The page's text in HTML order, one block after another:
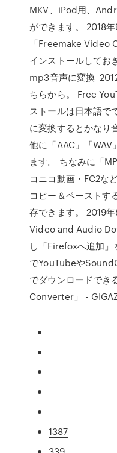
MKV、iPod用、
ができます。 2018
「Freemake Video
インストールしてお
mp3音声に変換
ちらから。 Free
ストールは日本語で
に変換するとかなり
他に「AAC」「WAV
ます。 ちなみに「
コニコ動画・FC2な
コピー＆ペーストす
存できます。 2019
Video and Audio
し「Firefoxへ追加
でYouTubeや
でダウンロードでき
Converter」 -
1387